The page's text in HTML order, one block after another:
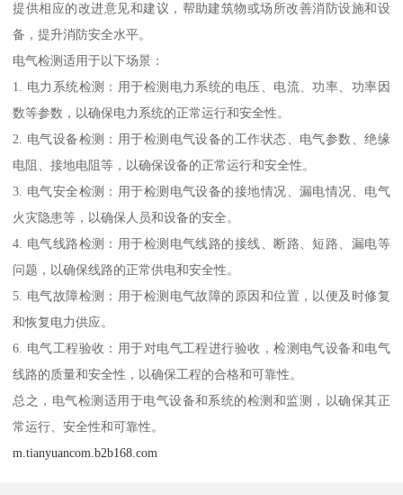
提供相应的改进意见和建议，帮助建筑物或场所改善消防设施和设
备，提升消防安全水平。
电气检测适用于以下场景：
1. 电力系统检测：用于检测电力系统的电压、电流、功率、功率因
数等参数，以确保电力系统的正常运行和安全性。
2. 电气设备检测：用于检测电气设备的工作状态、电气参数、绝缘
电阻、接地电阻等，以确保设备的正常运行和安全性。
3. 电气安全检测：用于检测电气设备的接地情况、漏电情况、电气
火灾隐患等，以确保人员和设备的安全。
4. 电气线路检测：用于检测电气线路的接线、断路、短路、漏电等
问题，以确保线路的正常供电和安全性。
5. 电气故障检测：用于检测电气故障的原因和位置，以便及时修复
和恢复电力供应。
6. 电气工程验收：用于对电气工程进行验收，检测电气设备和电气
线路的质量和安全性，以确保工程的合格和可靠性。
总之，电气检测适用于电气设备和系统的检测和监测，以确保其正
常运行、安全性和可靠性。
m.tianyuancom.b2b168.com